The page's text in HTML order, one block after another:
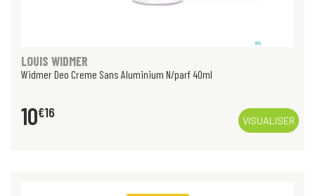
LOUIS WIDMER
Widmer Deo Creme Sans Aluminium N/parf 40ml
10€16
VISUALISER